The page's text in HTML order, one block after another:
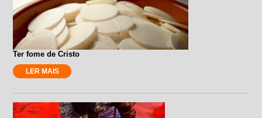
Ter fome de Cristo
LER MAIS